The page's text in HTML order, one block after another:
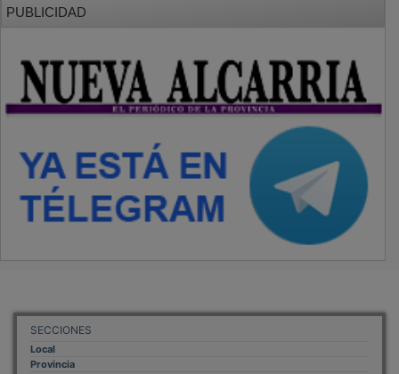
SECCIONES
Local
Provincia
Sociedad y Cultura